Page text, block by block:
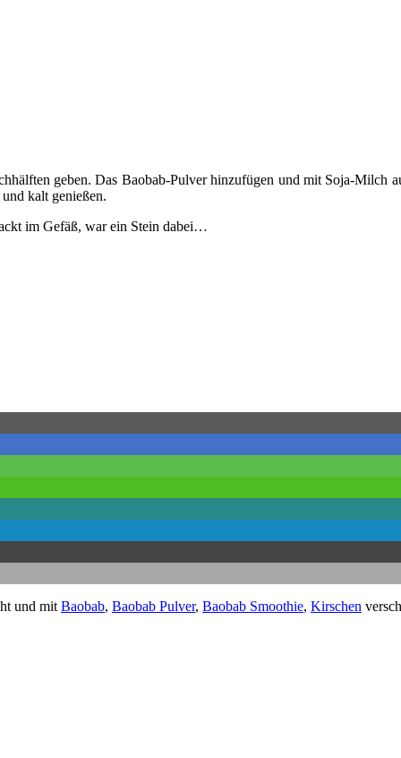
geben. Das Baobab-Pulver hinzufügen und mit Soja-Milch
kalt genießen.
im Gefäß, war ein Stein dabei…
und mit Baobab, Baobab Pulver, Baobab Smoothie, Kirschen